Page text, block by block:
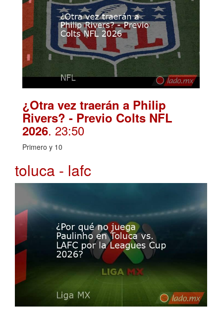
¿Otra vez traerán a Philip
Rivers? - Previo Colts NFL
2026. 23:50
Primero y 10
toluca - lafc